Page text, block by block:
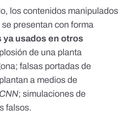
los contenidos manipulados
presentan con forma
ya usados en otros
de una planta
; falsas portadas de
a medios de
CNN; simulaciones de
falsos.